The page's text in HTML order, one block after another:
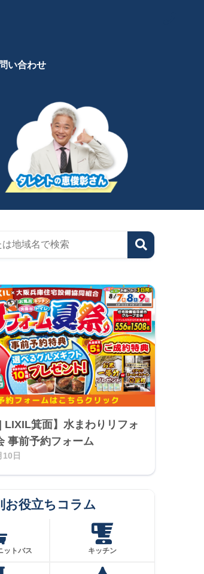
い合わせ
| LIXIL箕面】水まわりリフォ
事前予約フォーム
10日
お役立ちコラム
ットバス キッチン